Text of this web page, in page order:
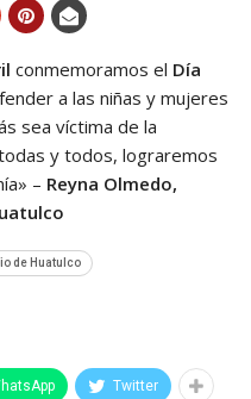
conmemoramos el Día
a las niñas y mujeres
sea víctima de la
y todos, lograremos
– Reyna Olmedo,
de Huatulco
Twitter